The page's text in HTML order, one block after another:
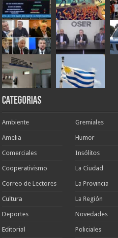
Categorias
Ambiente
Amelia
Comerciales
Cooperativismo
Correo de Lectores
Cultura
Deportes
Editorial
Gremiales
Humor
Insólitos
La Ciudad
La Provincia
La Región
Novedades
Policiales